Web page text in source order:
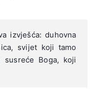
izvješća: duhovna
svijet koji tamo
Boga, koji